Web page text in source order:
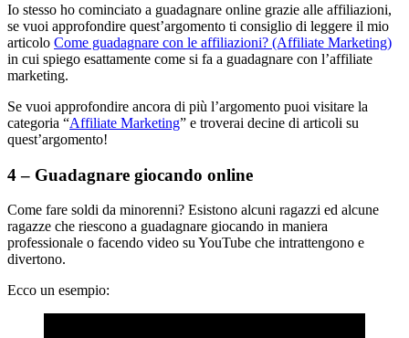
Io stesso ho cominciato a guadagnare online grazie alle affiliazioni,
se vuoi approfondire quest’argomento ti consiglio di leggere il mio
articolo Come guadagnare con le affiliazioni? (Affiliate Marketing)
in cui spiego esattamente come si fa a guadagnare con l’affiliate
marketing.
Se vuoi approfondire ancora di più l’argomento puoi visitare la
categoria “Affiliate Marketing” e troverai decine di articoli su
quest’argomento!
4 – Guadagnare giocando online
Come fare soldi da minorenni? Esistono alcuni ragazzi ed alcune
ragazze che riescono a guadagnare giocando in maniera
professionale o facendo video su YouTube che intrattengono e
divertono.
Ecco un esempio: